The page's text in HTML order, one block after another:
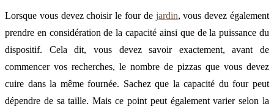
Lorsque vous devez choisir le four de jardin, vous devez également
prendre en considération de la capacité ainsi que de la puissance du
dispositif. Cela dit, vous devez savoir exactement, avant de
commencer vos recherches, le nombre de pizzas que vous devez
cuire dans la même fournée. Sachez que la capacité du four peut
dépendre de sa taille. Mais ce point peut également varier selon la